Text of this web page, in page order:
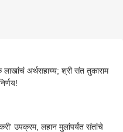
लाखांचं अर्थसहाय्य; श्री संत तुकाराम
उपक्रम, लहान मुलांपर्यंत संतांचे